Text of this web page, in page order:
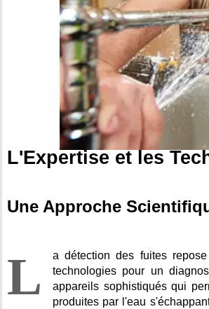
L'Expertise et les
Une Approche
L
a détection des fuites
technologies pour un
appareils sophistiqués qui
produites par l'eau